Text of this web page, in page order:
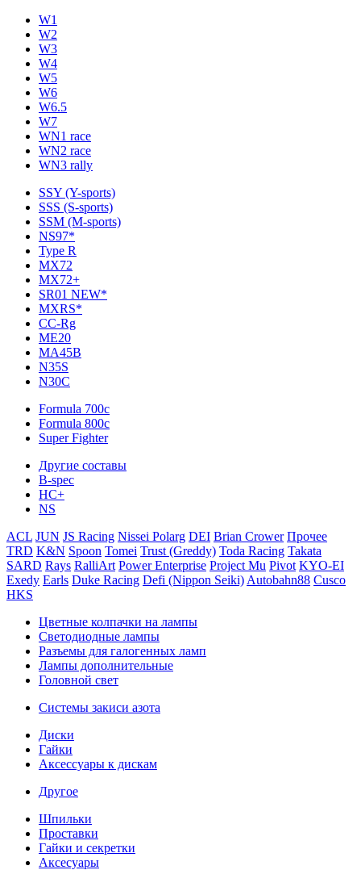
W1
W2
W3
W4
W5
W6
W6.5
W7
WN1 race
WN2 race
WN3 rally
SSY (Y-sports)
SSS (S-sports)
SSM (M-sports)
NS97*
Type R
MX72
MX72+
SR01 NEW*
MXRS*
CC-Rg
ME20
MA45B
N35S
N30C
Formula 700c
Formula 800c
Super Fighter
Другие составы
B-spec
HC+
NS
ACL JUN JS Racing Nissei Polarg DEI Brian Crower Прочее
TRD K&N Spoon Tomei Trust (Greddy) Toda Racing Takata
SARD Rays RalliArt Power Enterprise Project Mu Pivot KYO-EI
Exedy Earls Duke Racing Defi (Nippon Seiki) Autobahn88 Cusco
HKS
Цветные колпачки на лампы
Светодиодные лампы
Разъемы для галогенных ламп
Лампы дополнительные
Головной свет
Системы закиси азота
Диски
Гайки
Аксессуары к дискам
Другое
Шпильки
Проставки
Гайки и секретки
Аксесуары